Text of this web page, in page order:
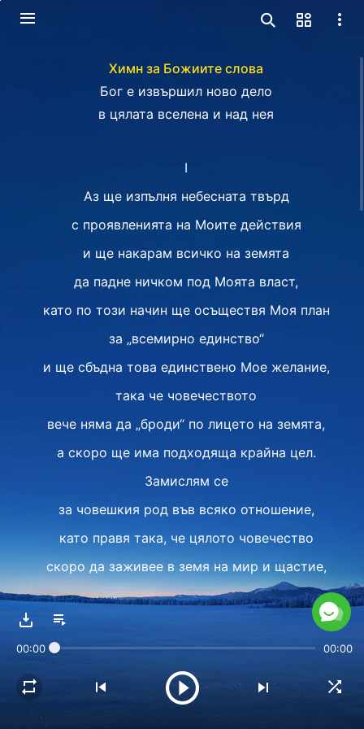
Химн за Божиите слова
Бог е извършил ново дело
в цялата вселена и над нея
I
Аз ще изпълня небесната твърд
с проявленията на Моите действия
и ще накарам всичко на земята
да падне ничком под Моята власт,
като по този начин ще осъществя Моя план
за „всемирно единство“
и ще сбъдна това единствено Мое желание,
така че човечеството
вече няма да „броди“ по лицето на земята,
а скоро ще има подходяща крайна цел.
Замислям се
за човешкия род във всяко отношение,
като правя така, че цялото човечество
скоро да заживее в земя на мир и щастие,
така че дните на живота му
и Моят план да не бъде осуетен на земята.
II
Заради съществуването на човека
00:00 00:00